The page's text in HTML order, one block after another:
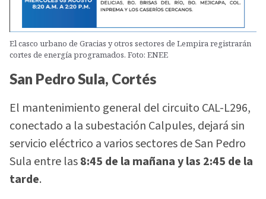
El casco urbano de Gracias y otros sectores de Lempira registrarán
cortes de energía programados. Foto: ENEE
San Pedro Sula, Cortés
El mantenimiento general del circuito CAL-L296,
conectado a la subestación Calpules, dejará sin
servicio eléctrico a varios sectores de San Pedro
Sula entre las8:45 de la mañana y las 2:45 de la
tarde.